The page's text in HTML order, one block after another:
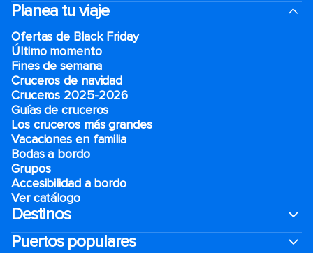
Planea tu viaje
Ofertas de Black Friday
Último momento
Fines de semana
Cruceros de navidad
Cruceros 2025-2026
Guías de cruceros
Los cruceros más grandes
Vacaciones en familia
Bodas a bordo
Grupos
Accesibilidad a bordo
Ver catálogo
Destinos
Puertos populares